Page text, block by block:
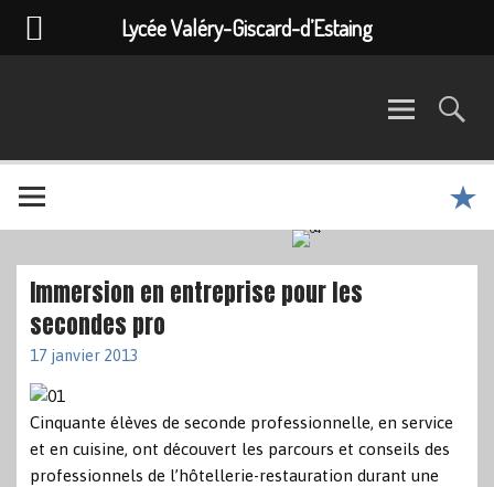
Immersion en entreprise pour les
secondes pro
17 janvier 2013
Cinquante élèves de seconde professionnelle, en service
et en cuisine, ont découvert les parcours et conseils des
professionnels de l’hôtellerie-restauration durant une
Lycée Valéry-Giscard-d’Estaing